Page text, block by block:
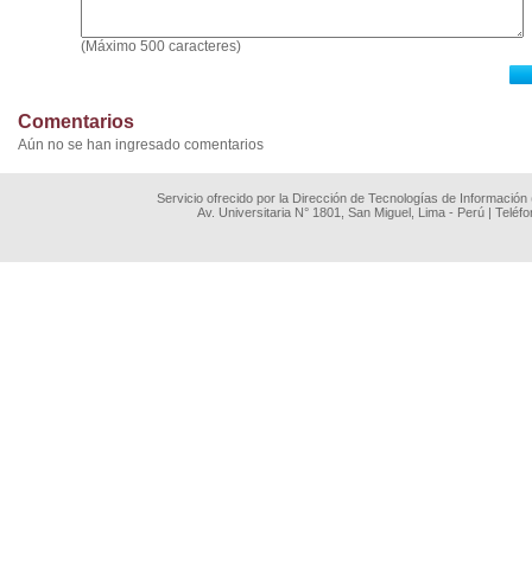
(Máximo 500 caracteres)
Comentarios
Aún no se han ingresado comentarios
Servicio ofrecido por la Dirección de Tecnologías de
Av. Universitaria N° 1801, San Miguel, Lima - Perú |